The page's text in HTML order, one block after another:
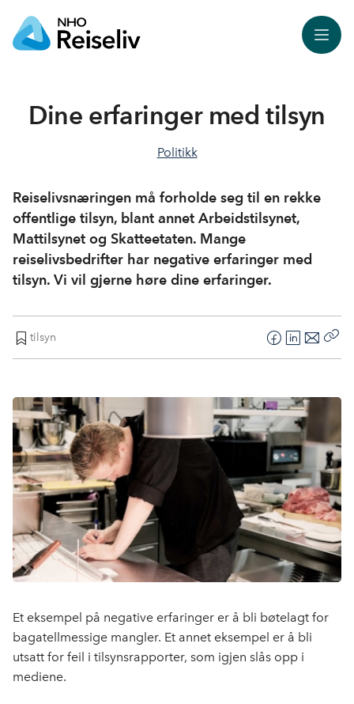
Meny
Dine erfaringer med tilsyn
Politikk
Reiselivsnæringen må forholde seg til en rekke
offentlige tilsyn, blant annet Arbeidstilsynet,
Mattilsynet og Skatteetaten. Mange
reiselivsbedrifter har negative erfaringer med
tilsyn. Vi vil gjerne høre dine erfaringer.
tilsyn
F
a
e
b
o
k
L
i
k
e
I
n
E
-
o
s
t
Et eksempel på negative erfaringer er å bli bøtelagt for
bagatellmessige mangler. Et annet eksempel er å bli
utsatt for feil i tilsynsrapporter, som igjen slås opp i
mediene.